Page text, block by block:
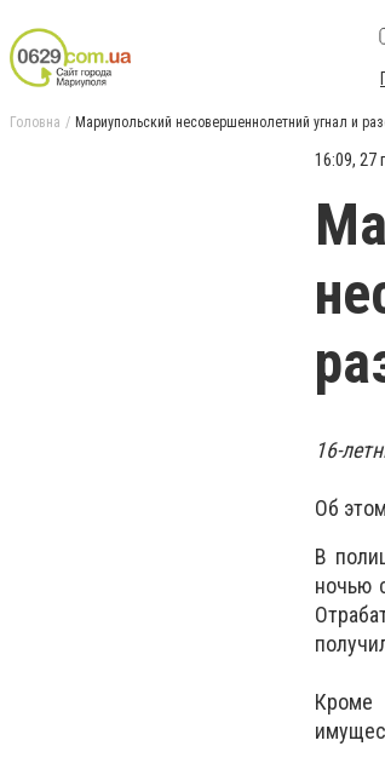
Головна Мариупольский несовершеннолетний угнал и
16:09, 27
16-
Об
В
ночью
Кроме